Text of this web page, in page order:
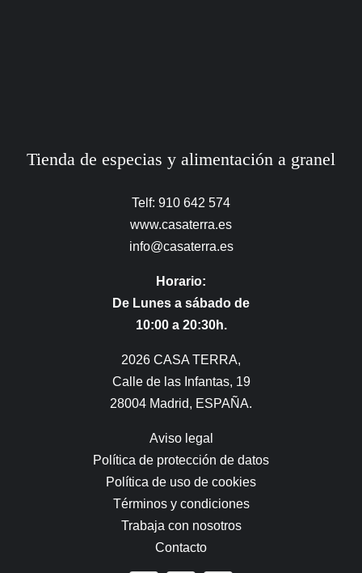
Tienda de especias y alimentación a granel
Telf: 910 642 574
www.casaterra.es
info@casaterra.es
Horario:
De Lunes a sábado de
10:00 a 20:30h.
2026 CASA TERRA,
Calle de las Infantas, 19
28004 Madrid, ESPAÑA.
Aviso legal
Política de protección de datos
Política de uso de cookies
Términos y condiciones
Trabaja con nosotros
Contacto